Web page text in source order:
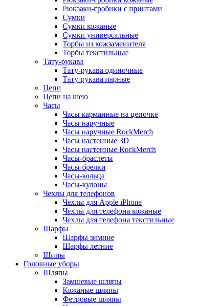
Рюкзаки-гробики с принтами
Сумки
Сумки кожаные
Сумки универсальные
Торбы из кожзаменителя
Торбы текстильные
Тату-рукава
Тату-рукава одиночные
Тату-рукава парные
Цепи
Цепи на шею
Часы
Часы карманные на цепочке
Часы наручные
Часы наручные RockMerch
Часы настенные 3D
Часы настенные RockMerch
Часы-браслеты
Часы-брелки
Часы-кольца
Часы-кулоны
Чехлы для телефонов
Чехлы для Apple iPhone
Чехлы для телефона кожаные
Чехлы для телефона текстильные
Шарфы
Шарфы зимние
Шарфы летние
Шипы
Головные уборы
Шляпы
Замшевые шляпы
Кожаные шляпы
Фетровые шляпы